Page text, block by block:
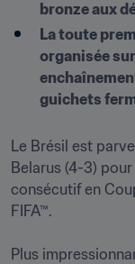
bronze aux
La toute
organisée
guichets
Le Brésil est
Belarus (4-3)
consécutif en
FIFA™.
Plus